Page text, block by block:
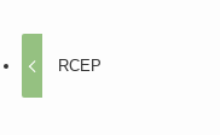
RCEP